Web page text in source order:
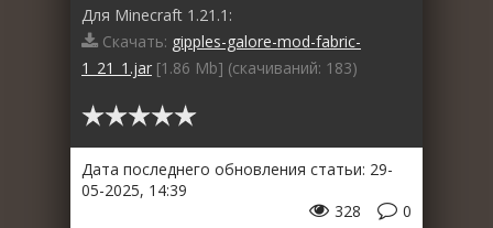
Для Minecraft 1.21.1:
Скачать: gipples-galore-mod-fabric-
1_21_1.jar [1.86 Mb] (cкачиваний: 183)
Дата последнего обновления статьи: 29-
05-2025, 14:39
0
328